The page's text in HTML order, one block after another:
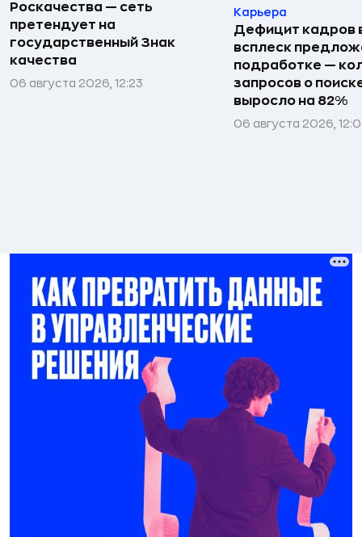
Роскачества — сеть
претендует на
государственный Знак
качества
06 августа 2026, 12:23
Карьера
Дефицит кадров
всплеск
подработке —
запросов о
выросло на 82%
06 августа 2026,